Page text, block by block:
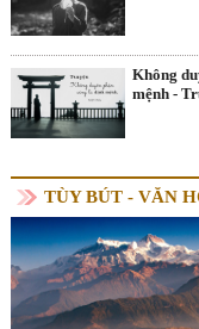
Không
mệnh -
TÙY BÚT - VĂN